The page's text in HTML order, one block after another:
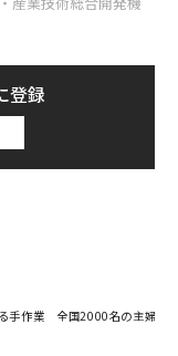
登録
る手作業 全国2000名の主婦ら